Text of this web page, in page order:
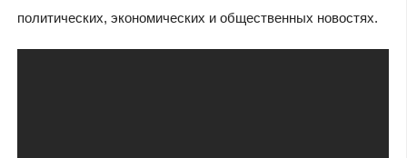
политических, экономических и общественных новостях.